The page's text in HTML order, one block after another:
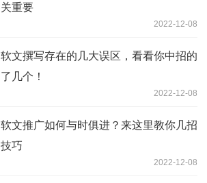
关重要
2022-12-08
软文撰写存在的几大误区，看看你中招的
了几个！
2022-12-08
软文推广如何与时俱进？来这里教你几招
技巧
2022-12-08